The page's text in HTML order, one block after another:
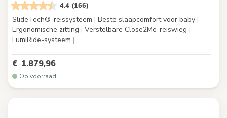
4.4 (166)
SlideTech®-reissysteem | Beste slaapcomfort voor baby |
Ergonomische zitting | Verstelbare Close2Me-reiswieg |
LumiRide-systeem |
€ 1.879,96
Op voorraad